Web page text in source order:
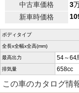
中古車価格
3
新車時価格
ボディタイプ
全長x全幅x全高(mm)
最高出力 54～64
排気量 658cc
この車のカタログ情